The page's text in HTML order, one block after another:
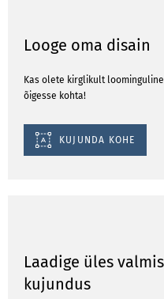
Looge oma disain
Kas olete kirglikult
õigesse kohta!
KUJUNDA KOHE
Laadige üles valmis
kujundus